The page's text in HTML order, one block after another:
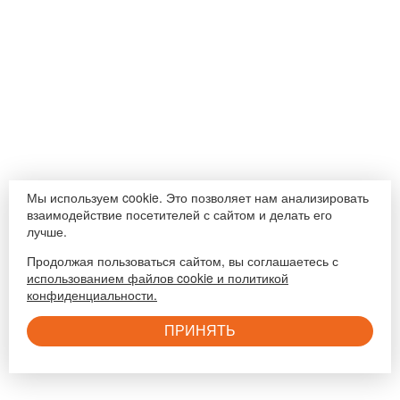
Мы используем cookie. Это позволяет нам анализировать
взаимодействие посетителей с сайтом и делать его
лучше.
Продолжая пользоваться сайтом, вы соглашаетесь с
использованием файлов cookie и политикой
конфиденциальности.
ПРИНЯТЬ